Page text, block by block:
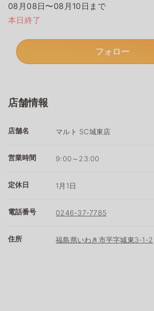
08月08日〜08月10日まで
本日終了
フォロー
店舗情報
店舗名 マルト SC城東店
営業時間 9:00～23:00
定休日 1月1日
電話番号 0246-37-7785
住所 福島県いわき市平字城東3-1-2